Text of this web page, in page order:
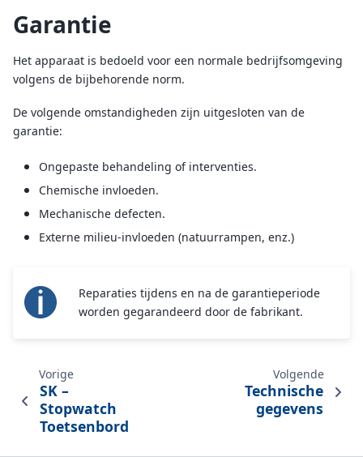
Garantie
Het apparaat is bedoeld voor een normale bedrijfsomgeving
volgens de bijbehorende norm.
De volgende omstandigheden zijn uitgesloten van de
garantie:
Ongepaste behandeling of interventies.
Chemische invloeden.
Mechanische defecten.
Externe milieu-invloeden (natuurrampen, enz.)
Reparaties tijdens en na de garantieperiode
worden gegarandeerd door de fabrikant.
Vorige
SK –
Stopwatch
Toetsenbord
Volgende
Technische
gegevens